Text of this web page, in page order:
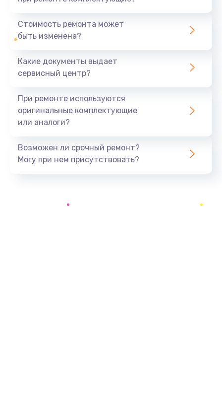
1950 руб.
Замена дренажа
Ремонт ТЭНа
Заказать
Стоимость ремонта может
быть изменена?
Какие документы выдает
сервисный центр?
При ремонте используются
оригинальные комплектующие
или аналоги?
Возможен ли срочный ремонт?
Могу при нем присутствовать?